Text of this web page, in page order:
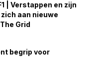
| Verstappen en zijn
aan nieuwe
Grid
begrip voor